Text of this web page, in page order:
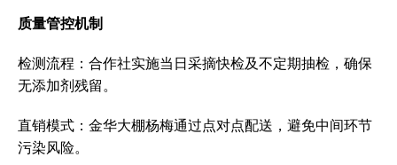
质量管控机制
‌检测流程‌：合作社实施当日采摘快检及不定期抽检，确保
无添加剂残留。‌‌
‌直销模式‌：金华大棚杨梅通过点对点配送，避免中间环节
污染风险。‌‌